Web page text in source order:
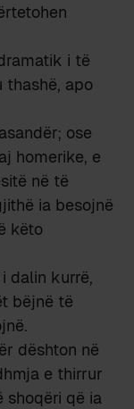
i të
thashë, apo
ose
homerike, e
në të
ia besojnë
këto
dalin kurrë,
bëjnë të
dështon në
e thirrur
shoqëri që ia